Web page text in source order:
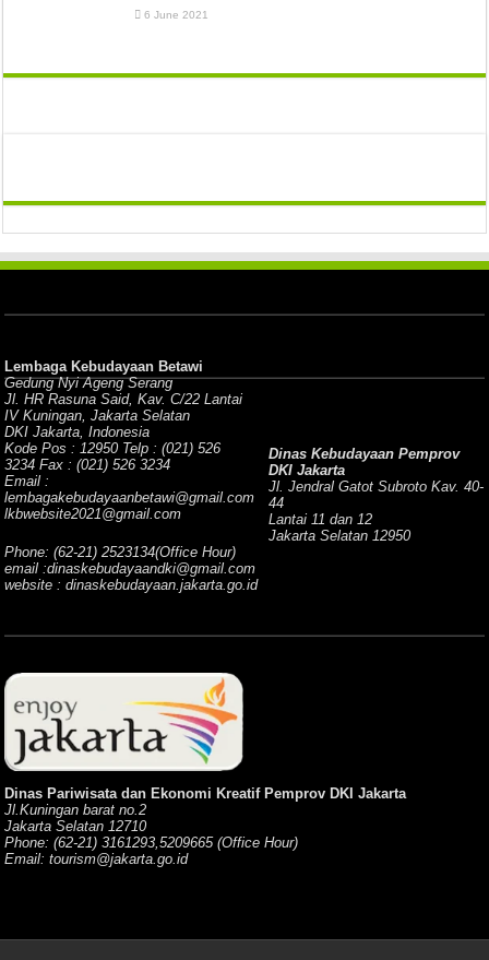
6 June 2021
Lembaga Kebudayaan Betawi
Gedung Nyi Ageng Serang
Jl. HR Rasuna Said, Kav. C/22 Lantai
IV Kuningan, Jakarta Selatan
DKI Jakarta, Indonesia
Kode Pos : 12950 Telp : (021) 526
3234 Fax : (021) 526 3234
Email :
lembagakebudayaanbetawi@gmail.com
lkbwebsite2021@gmail.com
Dinas Kebudayaan Pemprov
DKI Jakarta
Jl. Jendral Gatot Subroto Kav. 40-
44
Lantai 11 dan 12
Jakarta Selatan 12950
Phone: (62-21) 2523134(Office Hour)
email :dinaskebudayaandki@gmail.com
website : dinaskebudayaan.jakarta.go.id
Dinas Pariwisata dan Ekonomi Kreatif Pemprov DKI Jakarta
Jl.Kuningan barat no.2
Jakarta Selatan 12710
Phone: (62-21) 3161293,5209665 (Office Hour)
Email: tourism@jakarta.go.id